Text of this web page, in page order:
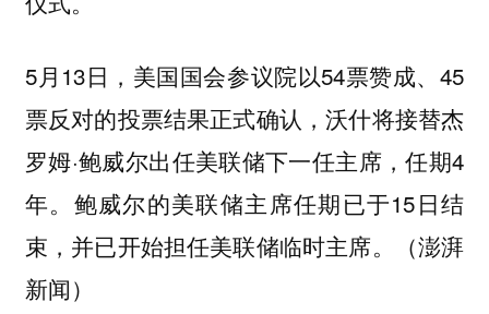
5月13日，美国国会参议院以54票赞成、45
票反对的投票结果正式确认，沃什将接替杰
罗姆·鲍威尔出任美联储下一任主席，任期4
年。鲍威尔的美联储主席任期已于15日结
束，并已开始担任美联储临时主席。（澎湃
新闻）